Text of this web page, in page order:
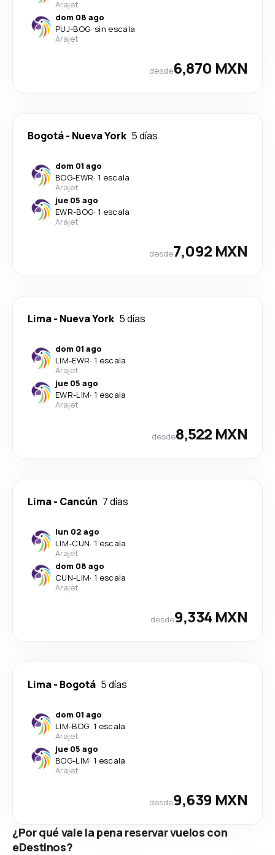
Arajet
dom 08 ago
PUJ-BOG· sin escala
Arajet
desde6,870 MXN
Bogotá- Nueva York 5 días
dom 01 ago
BOG-EWR· 1 escala
Arajet
jue 05 ago
EWR-BOG· 1 escala
Arajet
desde7,092 MXN
Lima- Nueva York 5 días
dom 01 ago
LIM-EWR· 1 escala
Arajet
jue 05 ago
EWR-LIM· 1 escala
Arajet
desde8,522 MXN
Lima- Cancún 7 días
lun 02 ago
LIM-CUN· 1 escala
Arajet
dom 08 ago
CUN-LIM· 1 escala
Arajet
desde9,334 MXN
Lima- Bogotá 5 días
dom 01 ago
LIM-BOG· 1 escala
Arajet
jue 05 ago
BOG-LIM· 1 escala
Arajet
desde9,639 MXN
¿Por qué vale la pena reservar vuelos con
eDestinos?